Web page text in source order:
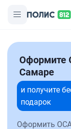
Оформите
Самаре
и получите
подарок
Оформить